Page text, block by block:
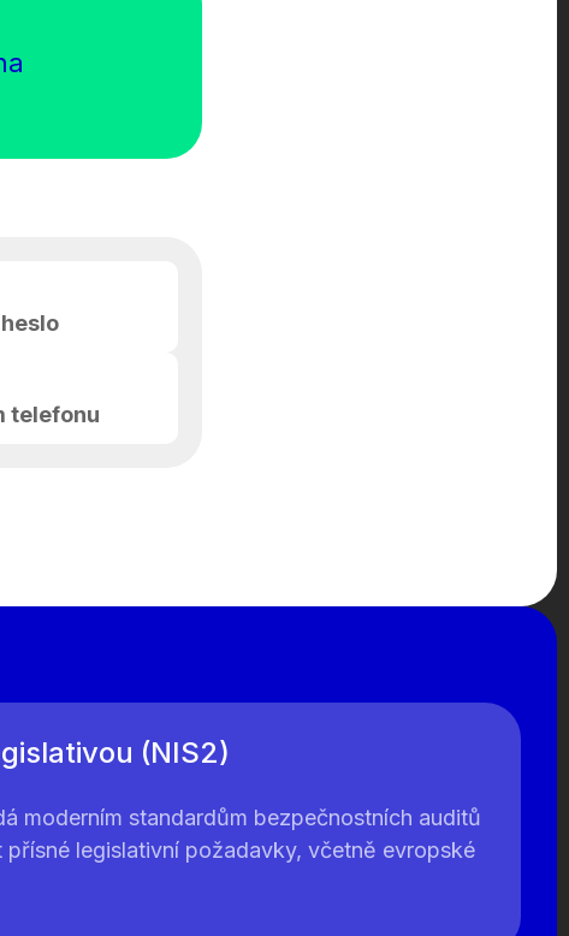
telefonu
(NIS2)
moderním standardům bezpečnostních auditů
přísné legislativní požadavky, včetně evropské